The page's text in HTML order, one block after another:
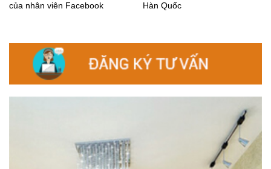
của nhân viên Facebook
Hàn Quốc